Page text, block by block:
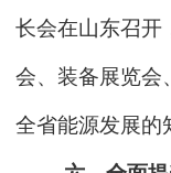
长会在山东召开
会、装备展览会
全省能源发展的